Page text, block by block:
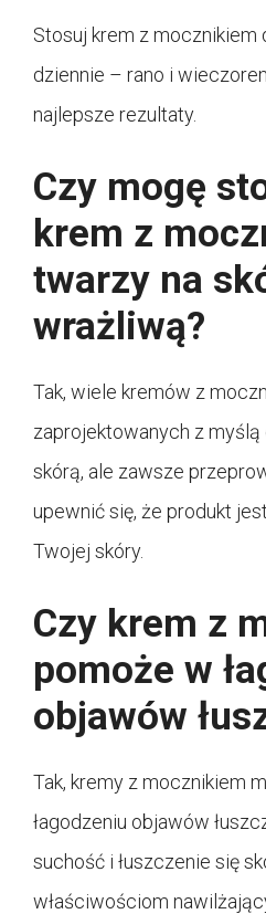
Stosuj krem z mocznikiem
dziennie – rano i
najlepsze rezultaty.
Czy mogę
krem z
twarzy na
wrażliwą?
Tak, wiele kremów z
zaprojektowanych z
skórą, ale zawsze
upewnić się, że produkt
Twojej skóry.
Czy krem z
pomoże w
objawów
Tak, kremy z mocznikiem
łagodzeniu objawów
suchość i łuszczenie się
właściwościom